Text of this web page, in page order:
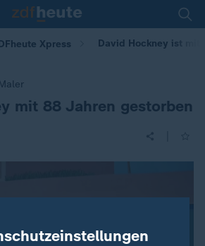
Xpress David Hockney ist mit
mit 88 Jahren gestorben